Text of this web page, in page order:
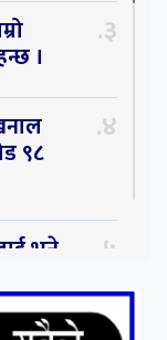
।
३
९८
४
भने ५